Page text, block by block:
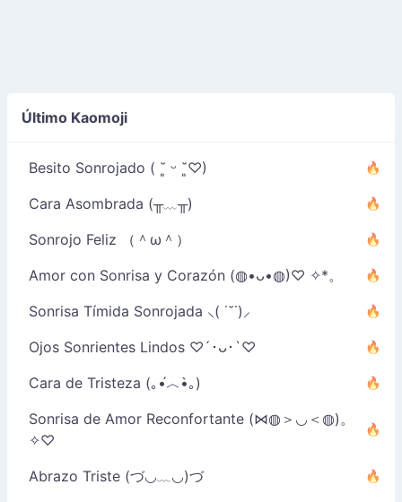
Último Kaomoji
Besito Sonrojado ( ˘͈ ᵕ ˘͈♡)
Cara Asombrada (╥﹏╥)
Sonrojo Feliz （＾ω＾）
Amor con Sonrisa y Corazón (◍•ᴗ•◍)♡ ✧*。
Sonrisa Tímida Sonrojada ⸜( ˙˘˙)⸝
Ojos Sonrientes Lindos ♡´･ᴗ･`♡
Cara de Tristeza (｡•́︿•̀｡)
Sonrisa de Amor Reconfortante (⋈◍＞◡＜◍)。
✧♡
Abrazo Triste (づ◡﹏◡)づ